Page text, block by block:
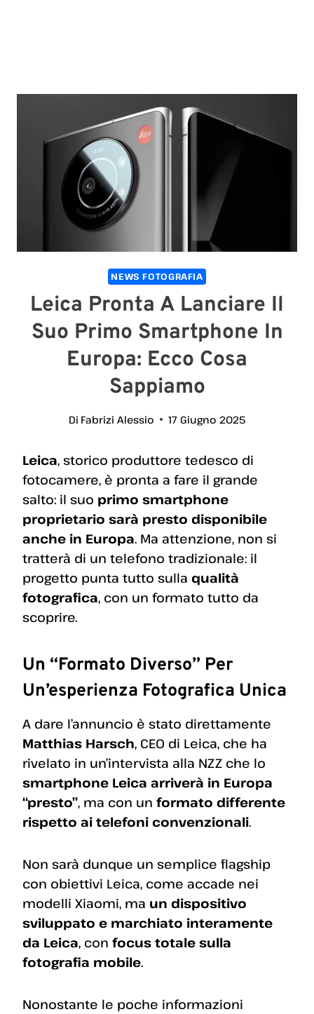
NEWS FOTOGRAFIA
Leica Pronta A Lanciare Il
Suo Primo Smartphone In
Europa: Ecco Cosa
Sappiamo
Di Fabrizi Alessio 17 Giugno 2025
Leica, storico produttore tedesco di
fotocamere, è pronta a fare il grande
salto: il suo primo smartphone
proprietario sarà presto disponibile
anche in Europa. Ma attenzione, non si
tratterà di un telefono tradizionale: il
progetto punta tutto sulla qualità
fotografica, con un formato tutto da
scoprire.
Un “formato Diverso” Per
Un’esperienza Fotografica Unica
A dare l’annuncio è stato direttamente
Matthias Harsch, CEO di Leica, che ha
rivelato in un’intervista alla NZZ che lo
smartphone Leica arriverà in Europa
“presto”, ma con un formato differente
rispetto ai telefoni convenzionali.
Non sarà dunque un semplice flagship
con obiettivi Leica, come accade nei
modelli Xiaomi, ma un dispositivo
sviluppato e marchiato interamente
da Leica, con focus totale sulla
fotografia mobile.
Nonostante le poche informazioni